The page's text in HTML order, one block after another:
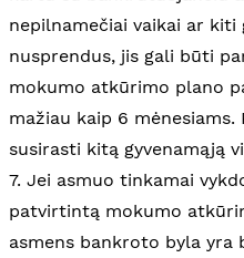
nepilnamečiai vaikai ar kiti
nusprendus, jis gali būti
mokumo atkūrimo plano
mažiau kaip 6
susirasti kitą gyvenamąją
7. Jei asmuo tinkamai
patvirtintą mokumo
asmens bankroto byla yra